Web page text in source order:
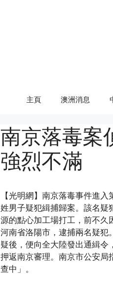
主頁 澳洲消息
南京落毒案
強烈不滿
【光明網】南京落毒事件進
姓男子疑犯緝捕歸案。該名疑
源的點心加工場打工，前不久
河南省洛陽市，逮捕兩名疑犯
疑後，便向全大陸發出通緝令
押返南京審理。南京市公安局
查中」。